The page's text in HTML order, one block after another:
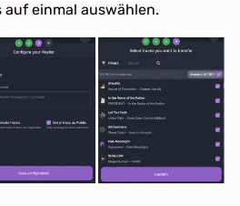
einmal auswählen.